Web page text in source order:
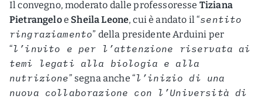
Il convegno, moderato dalle professoresse Tiziana
Pietrangeloe Sheila Leone, cui è andato il “sentito
ringraziamento” della presidente Arduini per
“l’invito e per l’attenzione riservata ai
temi legati alla biologia e alla
nutrizione” segna anche “l’inizio di una
nuova collaborazione con l’Università di